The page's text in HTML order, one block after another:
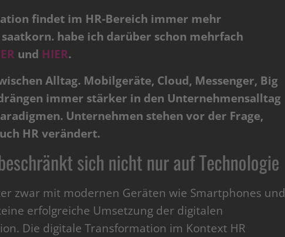
findet im HR-Bereich immer mehr
habe ich darüber schon mehrfach
und HIER.
Alltag. Mobilgeräte, Cloud, Messenger, Big
immer stärker in den Unternehmensalltag
Unternehmen stehen vor der Frage,
HR verändert.
sich nicht nur auf Technologie
zwar mit modernen Geräten wie Smartphones und
erfolgreiche Umsetzung der digitalen
Die digitale Transformation im Kontext HR